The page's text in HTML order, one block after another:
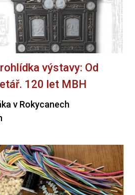
výstavy: Od
120 let MBH
v Rokycanech